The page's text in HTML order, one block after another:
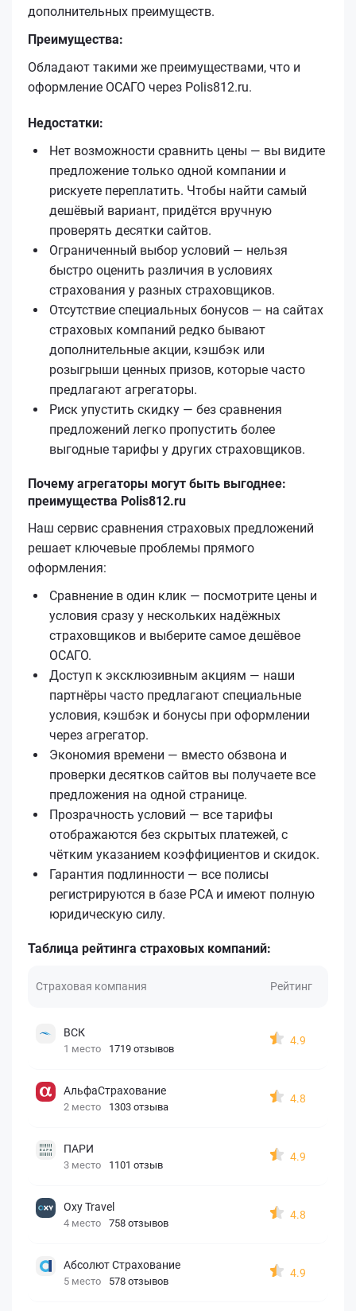
дополнительных преимуществ.
Преимущества:
Обладают такими же преимуществами, что и
оформление ОСАГО через Polis812.ru.
Недостатки:
Нет возможности сравнить цены — вы видите
предложение только одной компании и
рискуете переплатить. Чтобы найти самый
дешёвый вариант, придётся вручную
проверять десятки сайтов.
Ограниченный выбор условий — нельзя
быстро оценить различия в условиях
страхования у разных страховщиков.
Отсутствие специальных бонусов — на сайтах
страховых компаний редко бывают
дополнительные акции, кэшбэк или
розыгрыши ценных призов, которые часто
предлагают агрегаторы.
Риск упустить скидку — без сравнения
предложений легко пропустить более
выгодные тарифы у других страховщиков.
Почему агрегаторы могут быть выгоднее:
преимущества Polis812.ru
Наш сервис сравнения страховых предложений
решает ключевые проблемы прямого
оформления:
Сравнение в один клик — посмотрите цены и
условия сразу у нескольких надёжных
страховщиков и выберите самое дешёвое
ОСАГО.
Доступ к эксклюзивным акциям — наши
партнёры часто предлагают специальные
условия, кэшбэк и бонусы при оформлении
через агрегатор.
Экономия времени — вместо обзвона и
проверки десятков сайтов вы получаете все
предложения на одной странице.
Прозрачность условий — все тарифы
отображаются без скрытых платежей, с
чётким указанием коэффициентов и скидок.
Гарантия подлинности — все полисы
регистрируются в базе РСА и имеют полную
юридическую силу.
Таблица рейтинга страховых компаний:
Страховая компания Рейтинг
ВСК
1 место 1719 отзывов
4.9
АльфаСтрахование
2 место 1303 отзыва
4.8
ПАРИ
3 место 1101 отзыв
4.9
Oxy Travel
4 место 758 отзывов
4.8
Абсолют Страхование
5 место 578 отзывов
4.9